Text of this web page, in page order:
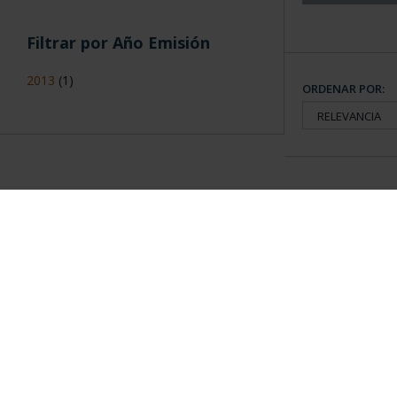
Filtrar por Año Emisión
2013 (1) ORDENAR POR: